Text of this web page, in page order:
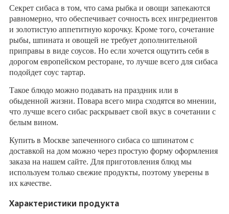
Секрет сибаса в том, что сама рыбка и овощи запекаются
равномерно, что обеспечивает сочность всех ингредиентов
и золотистую аппетитную корочку. Кроме того, сочетание
рыбы, шпината и овощей не требует дополнительной
приправы в виде соусов. Но если хочется ощутить себя в
дорогом европейском ресторане, то лучше всего для сибаса
подойдет соус тартар.
Такое блюдо можно подавать на праздник или в
обыденной жизни. Повара всего мира сходятся во мнении,
что лучше всего сибас раскрывает свой вкус в сочетании с
белым вином.
Купить в Москве запеченного сибаса со шпинатом с
доставкой на дом можно через простую форму оформления
заказа на нашем сайте. Для приготовления блюд мы
используем только свежие продукты, поэтому уверены в
их качестве.
Характеристики продукта